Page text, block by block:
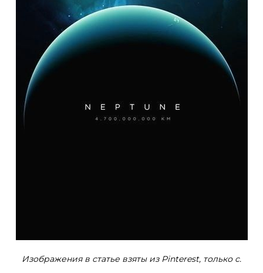
Изображения в статье взяты из Pinterest, только с.